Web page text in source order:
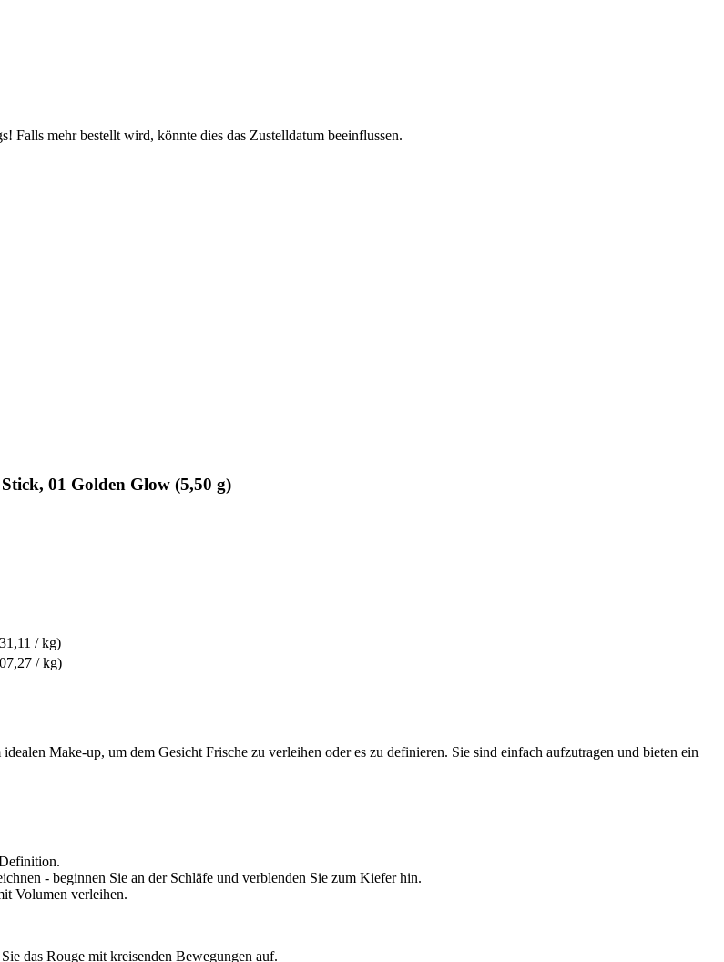
Falls mehr bestellt wird, könnte dies das Zustelldatum beeinflussen.
01 Golden Glow (5,50 g)
/ kg)
/ kg)
Make-up, um dem Gesicht Frische zu verleihen oder es zu definieren. Sie sind einfach aufzutragen und bieten ein
- beginnen Sie an der Schläfe und verblenden Sie zum Kiefer hin.
Volumen verleihen.
das Rouge mit kreisenden Bewegungen auf.